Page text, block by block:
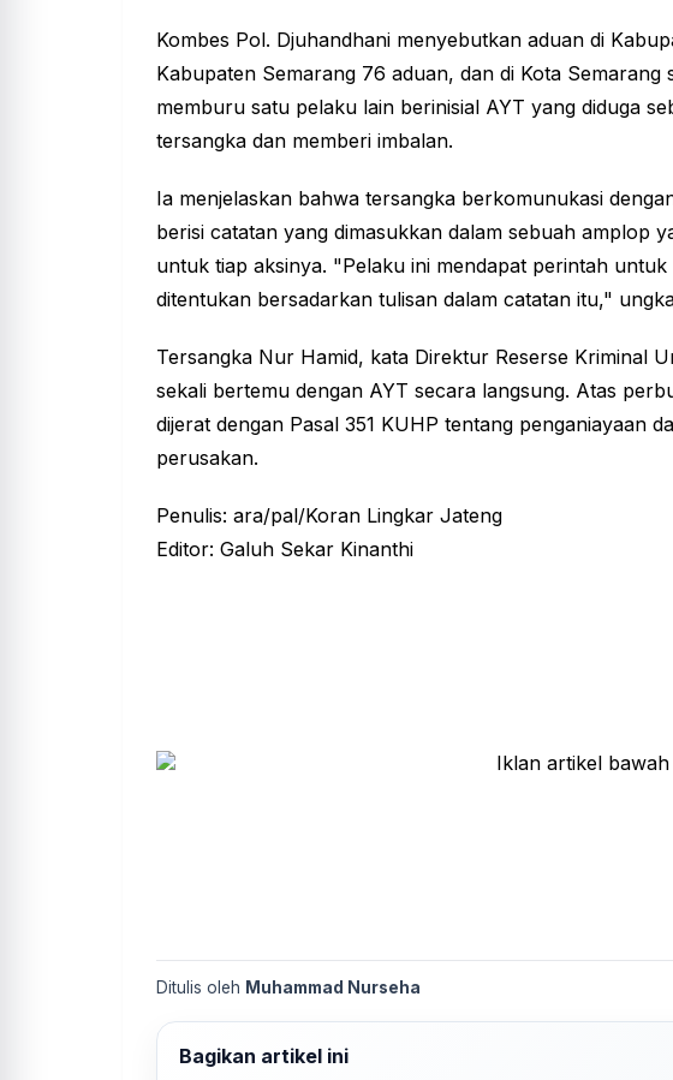
Kombes Pol. Djuhandhani menyebutkan aduan di
Kabupaten Semarang 76 aduan, dan di Kota Semarang
memburu satu pelaku lain berinisial AYT yang diduga
tersangka dan memberi imbalan.
Ia menjelaskan bahwa tersangka berkomunukasi
berisi catatan yang dimasukkan dalam sebuah amplop
untuk tiap aksinya. "Pelaku ini mendapat perintah
ditentukan bersadarkan tulisan dalam catatan itu,"
Tersangka Nur Hamid, kata Direktur Reserse Kriminal
sekali bertemu dengan AYT secara langsung. Atas
dijerat dengan Pasal 351 KUHP tentang penganiayaan
perusakan.
Penulis: ara/pal/Koran Lingkar Jateng
Editor: Galuh Sekar Kinanthi
Ditulis oleh Muhammad Nurseha
Bagikan artikel ini